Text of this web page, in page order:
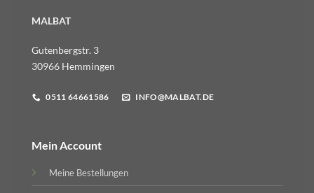
MALBAT
Gutenbergstr. 3
30966 Hemmingen
0511 64661586 INFO@MALBAT.DE
Mein Account
Meine Bestellungen